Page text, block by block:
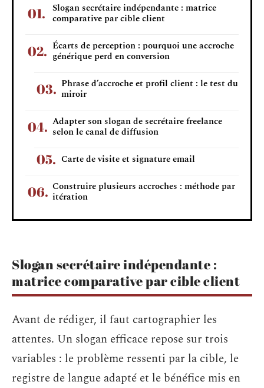
Slogan secrétaire indépendante : matrice
comparative par cible client
Écarts de perception : pourquoi une accroche
générique perd en conversion
Phrase d’accroche et profil client : le test du
miroir
Adapter son slogan de secrétaire freelance
selon le canal de diffusion
Carte de visite et signature email
Construire plusieurs accroches : méthode par
itération
Slogan secrétaire indépendante :
matrice comparative par cible client
Avant de rédiger, il faut cartographier les
attentes. Un slogan efficace repose sur trois
variables : le problème ressenti par la cible, le
registre de langue adapté et le bénéfice mis en